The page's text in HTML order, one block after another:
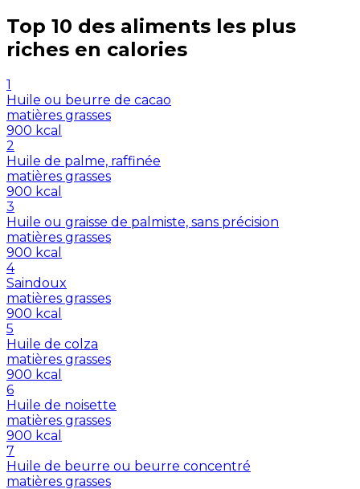
Top 10 des aliments les plus
riches en calories
1
Huile ou beurre de cacao
matières grasses
900 kcal
2
Huile de palme, raffinée
matières grasses
900 kcal
3
Huile ou graisse de palmiste, sans précision
matières grasses
900 kcal
4
Saindoux
matières grasses
900 kcal
5
Huile de colza
matières grasses
900 kcal
6
Huile de noisette
matières grasses
900 kcal
7
Huile de beurre ou beurre concentré
matières grasses